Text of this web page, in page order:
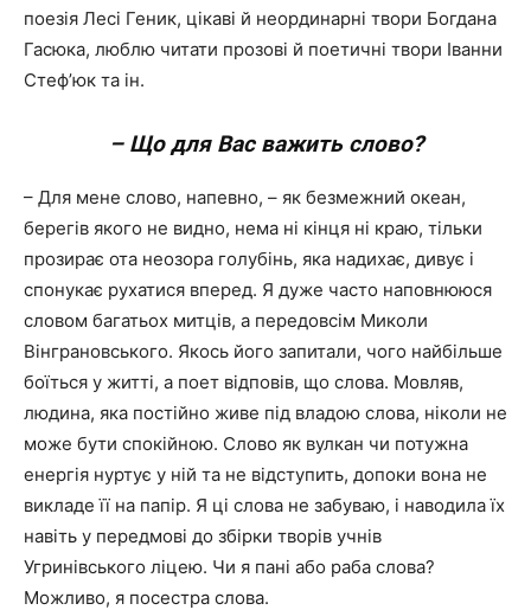
поезія Лесі Геник, цікаві й неординарні твори Богдана
Гасюка, люблю читати прозові й поетичні твори Іванни
Стеф’юк та ін.
– Що для Вас важить слово?
– Для мене слово, напевно, – як безмежний океан,
берегів якого не видно, нема ні кінця ні краю, тільки
прозирає ота неозора голубінь, яка надихає, дивує і
спонукає рухатися вперед. Я дуже часто наповнююся
словом багатьох митців, а передовсім Миколи
Вінграновського. Якось його запитали, чого найбільше
боїться у житті, а поет відповів, що слова. Мовляв,
людина, яка постійно живе під владою слова, ніколи не
може бути спокійною. Слово як вулкан чи потужна
енергія нуртує у ній та не відступить, допоки вона не
викладе її на папір. Я ці слова не забуваю, і наводила їх
навіть у передмові до збірки творів учнів
Угринівського ліцею. Чи я пані або раба слова?
Можливо, я посестра слова.